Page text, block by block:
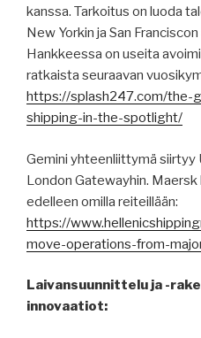
kanssa. Tarkoitus on luoda
New Yorkin ja San
Hankkeessa on useita
ratkaista seuraavan
https://splash247.com/the-
shipping-in-the-spotlight/
Gemini yhteenliittymä siirtyy
London Gatewayhin.
edelleen omilla reiteillään:
https://
move-operations-from-
Laivansuunnittelu ja -
innovaatiot: